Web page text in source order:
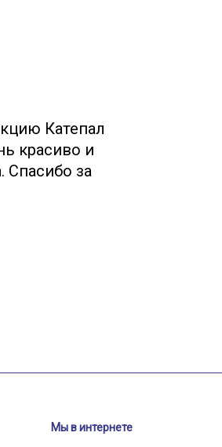
Катепал
красиво и
Спасибо за
Мы в интернете